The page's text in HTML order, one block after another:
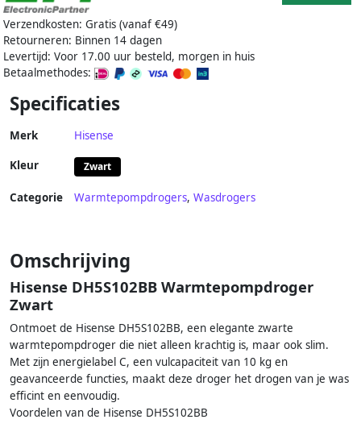
Verzendkosten: Gratis (vanaf €49)
Retourneren: Binnen 14 dagen
Levertijd: Voor 17.00 uur besteld, morgen in huis
Betaalmethodes:
Specificaties
Merk Hisense
Kleur Zwart
Categorie Warmtepompdrogers, Wasdrogers
Omschrijving
Hisense DH5S102BB Warmtepompdroger
Zwart
Ontmoet de Hisense DH5S102BB, een elegante zwarte
warmtepompdroger die niet alleen krachtig is, maar ook slim.
Met zijn energielabel C, een vulcapaciteit van 10 kg en
geavanceerde functies, maakt deze droger het drogen van je was
efficint en eenvoudig.
Voordelen van de Hisense DH5S102BB